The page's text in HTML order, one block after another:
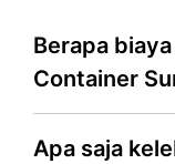
Berapa
Container
Apa saja